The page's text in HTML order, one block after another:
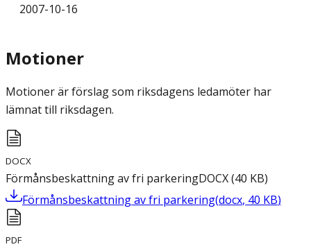
2007-10-16
Motioner
Motioner är förslag som riksdagens ledamöter har
lämnat till riksdagen.
DOCX
Förmånsbeskattning av fri parkeringDOCX(40 KB)
Förmånsbeskattning av fri parkering(docx, 40 KB)
PDF